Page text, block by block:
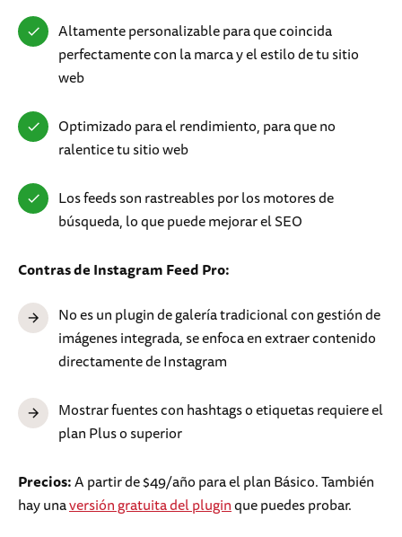
Altamente personalizable para que coincida
perfectamente con la marca y el estilo de tu sitio
web
Optimizado para el rendimiento, para que no
ralentice tu sitio web
Los feeds son rastreables por los motores de
búsqueda, lo que puede mejorar el SEO
Contras de Instagram Feed Pro:
No es un plugin de galería tradicional con gestión de
imágenes integrada, se enfoca en extraer contenido
directamente de Instagram
Mostrar fuentes con hashtags o etiquetas requiere el
plan Plus o superior
Precios:A partir de $49/año para el plan Básico. También
hay unaversión gratuita del pluginque puedes probar.